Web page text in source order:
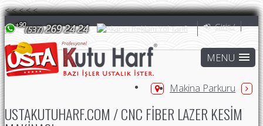
<<<< <
Giriş /
Makina Parkuru
USTAKUTUHARF.COM / CNC FIBER LAZER KESIM